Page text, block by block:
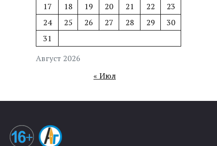
Август 2026
17
18 19 20 21 22
23
24
25 26 27 28 29
30
31
« Июл